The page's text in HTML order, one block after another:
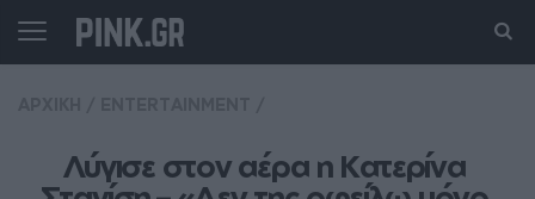
Λύγισε στον αέρα η Κατερίνα